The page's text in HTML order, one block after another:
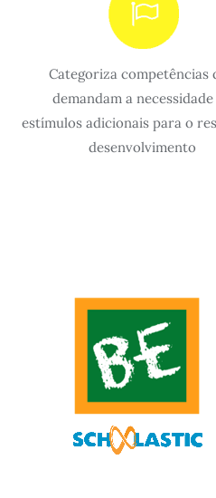
Categoriza competências
demandam a
estímulos adicionais para o
desenvolvimento